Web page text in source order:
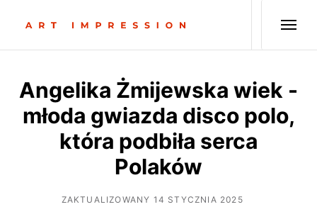
Angelika Żmijewska wiek -
młoda gwiazda disco polo,
która podbiła serca
Polaków
ZAKTUALIZOWANY 14 STYCZNIA 2025